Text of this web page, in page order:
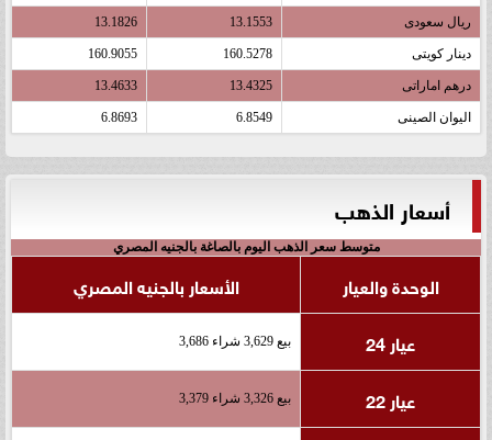
ريال سعودى 13.1553
13.1826
دينار كويتى 160.5278
160.9055
درهم اماراتى 13.4325
13.4633
اليوان الصينى 6.8549
6.8693
أسعار الذهب
متوسط سعر الذهب اليوم بالصاغة بالجنيه المصري
الوحدة والعيار
الأسعار بالجنيه المصري
عيار 24
بيع 3,629 شراء 3,686
عيار 22 بيع 3,326 شراء 3,379